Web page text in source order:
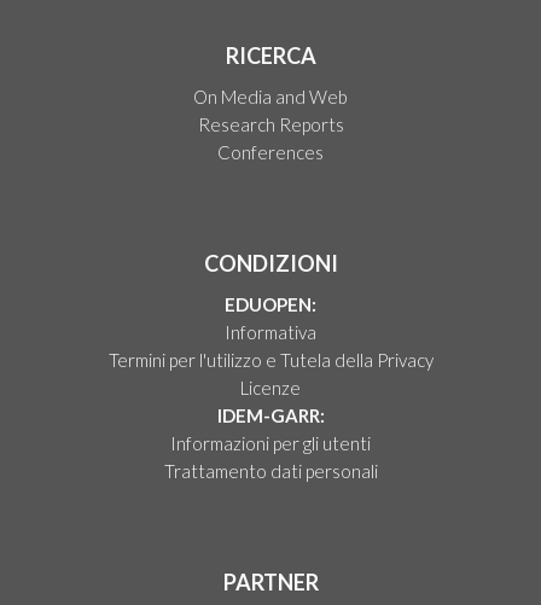
RICERCA
On Media and Web
Research Reports
Conferences
CONDIZIONI
EDUOPEN:
Informativa
Termini per l'utilizzo e Tutela della Privacy
Licenze
IDEM-GARR:
Informazioni per gli utenti
Trattamento dati personali
PARTNER